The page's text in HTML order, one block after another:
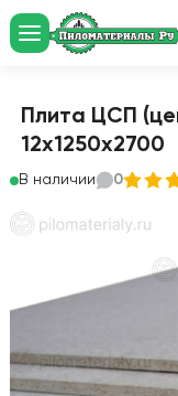
Плита ЦСП
12х1250х2700
В наличии 0